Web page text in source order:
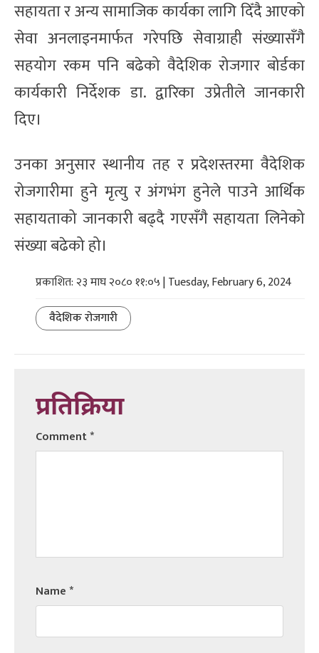
सहायता र अन्य सामाजिक कार्यका लागि दिँदै आएको
सेवा अनलाइनमार्फत गरेपछि सेवाग्राही संख्यासँगै
सहयोग रकम पनि बढेको वैदेशिक रोजगार बोर्डका
कार्यकारी निर्देशक डा. द्वारिका उप्रेतीले जानकारी
दिए।
उनका अनुसार स्थानीय तह र प्रदेशस्तरमा वैदेशिक
रोजगारीमा हुने मृत्यु र अंगभंग हुनेले पाउने आर्थिक
सहायताको जानकारी बढ्दै गएसँगै सहायता लिनेको
संख्या बढेको हो।
प्रकाशित: २३ माघ २०८० ११:०५ | Tuesday, February 6, 2024
वैदेशिक रोजगारी
प्रतिक्रिया
Comment*
Name*